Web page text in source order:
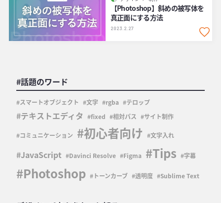
【Photoshop】斜めの被写体を
真正面にする方法
2023.2.27
#話題のワード
スマートオブジェクト 文字 rgba テロップ
テキストエディタ fixed 相対パス サイト制作
コミュニケーション 初心者向け 文字入れ
JavaScript Davinci Resolve Figma Tips 字幕
Photoshop トーンカーブ 透明度 Sublime Text